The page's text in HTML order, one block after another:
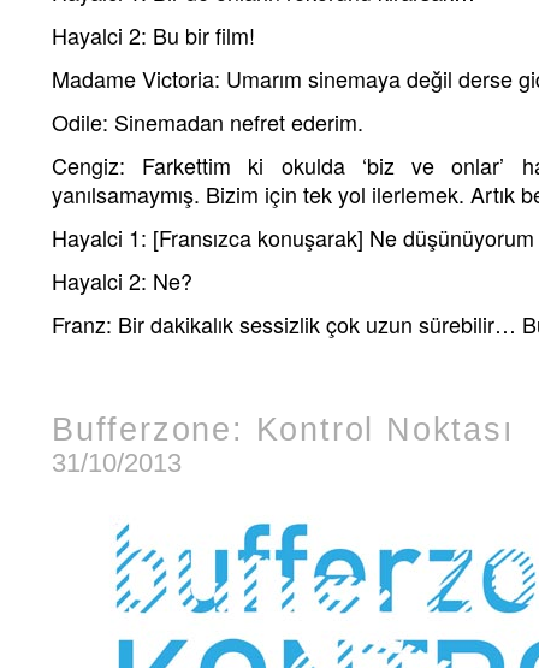
Hayalci 2: Bu bir film!
Madame Victoria: Umarım sinemaya değil derse
Odile: Sinemadan nefret ederim.
Cengiz: Farkettim ki okulda ‘biz ve onlar’
yanılsamaymış. Bizim için tek yol ilerlemek. Artık
Hayalci 1: [Fransızca konuşarak] Ne
Hayalci 2: Ne?
Franz: Bir dakikalık sessizlik çok uzun sürebilir…
Bufferzone: Kontrol Noktası
31/10/2013